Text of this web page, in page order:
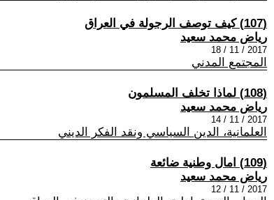
(107) كيف توصف الرجولة في العراق
رياض محمد سعيد
2017 / 11 / 18
المجتمع المدني
(108) لماذا تخلف المسلمون
رياض محمد سعيد
2017 / 11 / 14
العلمانية، الدين السياسي ونقد الفكر الديني
(109) امال وطنية ضائعة
رياض محمد سعيد
2017 / 11 / 12